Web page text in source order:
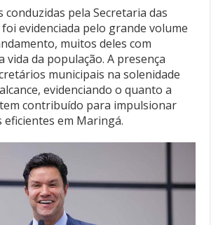
conduzidas pela Secretaria das
evidenciada pelo grande volume
muitos deles com
vida da população. A presença
municipais na solenidade
evidenciando o quanto a
contribuído para impulsionar
eficientes em Maringá.